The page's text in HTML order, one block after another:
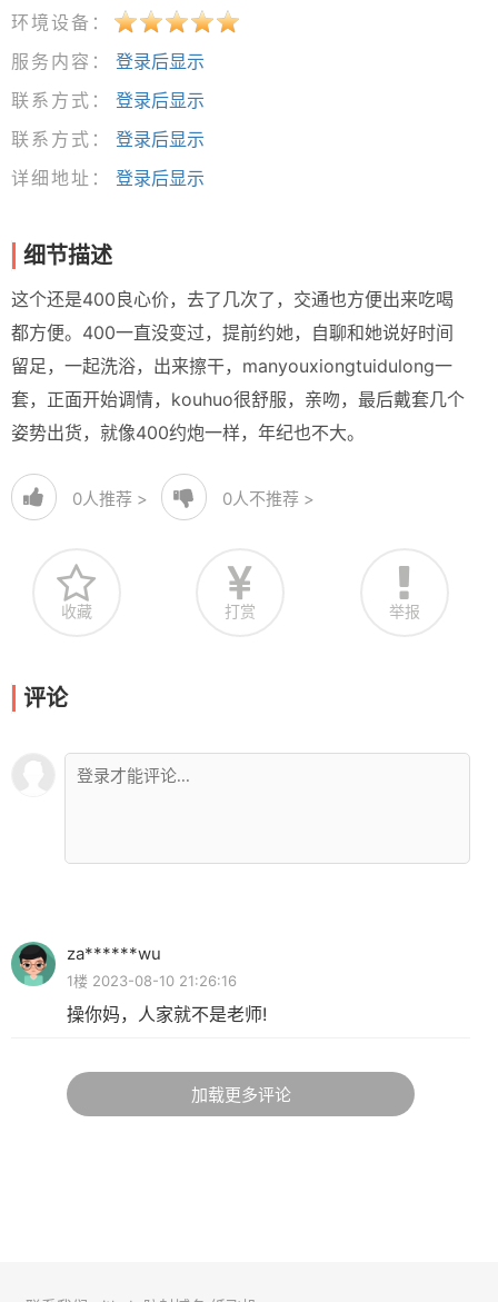
环境设备：
服务内容：
登录后显示
联系方式：
登录后显示
联系方式：
登录后显示
详细地址：
登录后显示
细节描述
这个还是400良心价，去了几次了，交通也方便出来吃喝
都方便。400一直没变过，提前约她，自聊和她说好时间
留足，一起洗浴，出来擦干，manyouxiongtuidulong一
套，正面开始调情，kouhuo很舒服，亲吻，最后戴套几个
姿势出货，就像400约炮一样，年纪也不大。
0人推荐 > 0人不推荐 >
收藏 打赏 举报
评论
za******wu
1楼 2023-08-10 21:26:16
操你妈，人家就不是老师!
加载更多评论